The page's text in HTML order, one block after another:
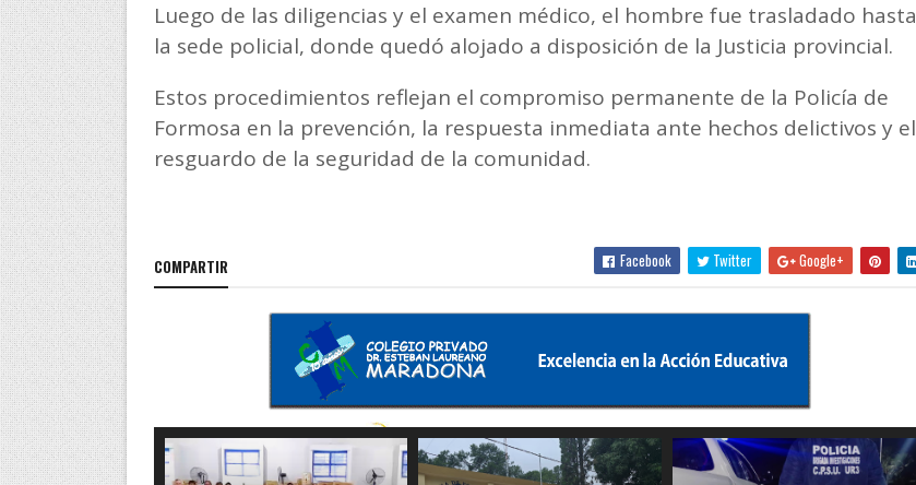
Luego de las diligencias y el examen médico, el hombre fue trasladado hasta
la sede policial, donde quedó alojado a disposición de la Justicia provincial.
Estos procedimientos reflejan el compromiso permanente de la Policía de
Formosa en la prevención, la respuesta inmediata ante hechos delictivos y el
resguardo de la seguridad de la comunidad.
COMPARTIR Facebook Twitter Google+